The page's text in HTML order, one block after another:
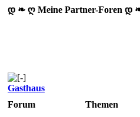
დ ❧ ღ Meine Partner-Foren დ
Gasthaus
Forum
Themen